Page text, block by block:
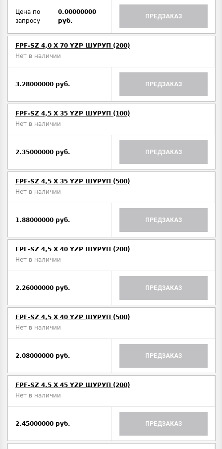
Цена по
запросу
0.00000000
руб.
ПРЕДЗАКАЗ
FPF-SZ 4,0 X 70 YZP ШУРУП (200)
Нет в наличии
3.28000000 руб. ПРЕДЗАКАЗ
FPF-SZ 4,5 X 35 YZP ШУРУП (100)
Нет в наличии
2.35000000 руб. ПРЕДЗАКАЗ
FPF-SZ 4,5 X 35 YZP ШУРУП (500)
Нет в наличии
1.88000000 руб. ПРЕДЗАКАЗ
FPF-SZ 4,5 X 40 YZP ШУРУП (200)
Нет в наличии
2.26000000 руб. ПРЕДЗАКАЗ
FPF-SZ 4,5 X 40 YZP ШУРУП (500)
Нет в наличии
2.08000000 руб. ПРЕДЗАКАЗ
FPF-SZ 4,5 X 45 YZP ШУРУП (200)
Нет в наличии
2.45000000 руб. ПРЕДЗАКАЗ